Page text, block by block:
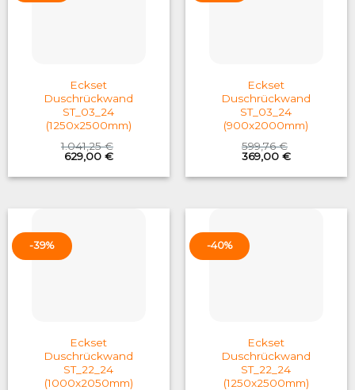
Eckset
Duschrückwand
ST_03_24
(1250x2500mm)
1.041,25€
Original
price
was:
629,00 €Current
is:
Eckset
Duschrückwand
ST_03_24
(900x2000mm)
599,76€
Original
price
was:
369,00 €Current
is:
-39%
Eckset
Duschrückwand
ST_22_24
(1000x2050mm)
-40%
Eckset
Duschrückwand
ST_22_24
(1250x2500mm)